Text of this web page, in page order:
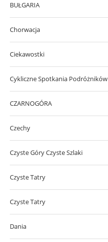
BUŁGARIA
Chorwacja
Ciekawostki
Cykliczne Spotkania Podróżników
CZARNOGÓRA
Czechy
Czyste Góry Czyste Szlaki
Czyste Tatry
Czyste Tatry
Dania